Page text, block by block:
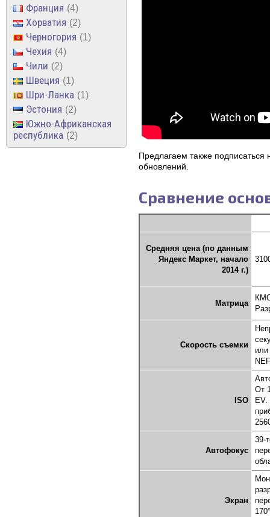
Франция 4
Хорватия 2
Черногория 1
Чехия 4
Чили 2
Швеция 1
Шри-Ланка 1
Эстония 2
Южно-Африканская
республика
2
Предлагаем также подписаться
обновлений.
Сравнение
Средняя цена (по данным
Яндекс Маркет, начало
2014 г.)
Матрица
Скорость съемки
или
ISO
От
Автофокус
39-
Экран